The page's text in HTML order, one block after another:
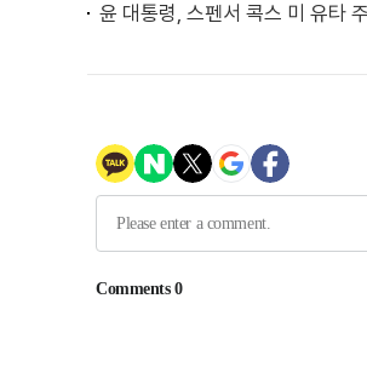
윤 대통령, 스펜서 콕스 미 유타